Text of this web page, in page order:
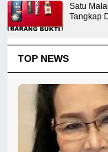
Satu
Tangkap
TOP NEWS